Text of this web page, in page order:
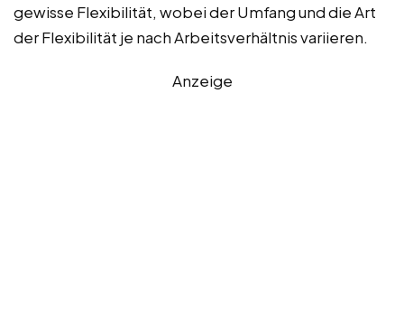
gewisse Flexibilität, wobei der Umfang und die Art
der Flexibilität je nach Arbeitsverhältnis variieren.
Anzeige